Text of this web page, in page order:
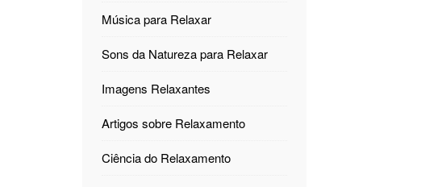
Música para Relaxar
Sons da Natureza para Relaxar
Imagens Relaxantes
Artigos sobre Relaxamento
Ciência do Relaxamento